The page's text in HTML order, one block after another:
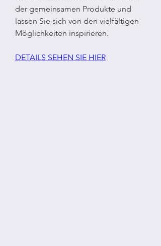
der gemeinsamen Produkte und
lassen Sie sich von den vielfältigen
Möglichkeiten inspirieren.
DETAILS SEHEN SIE HIER